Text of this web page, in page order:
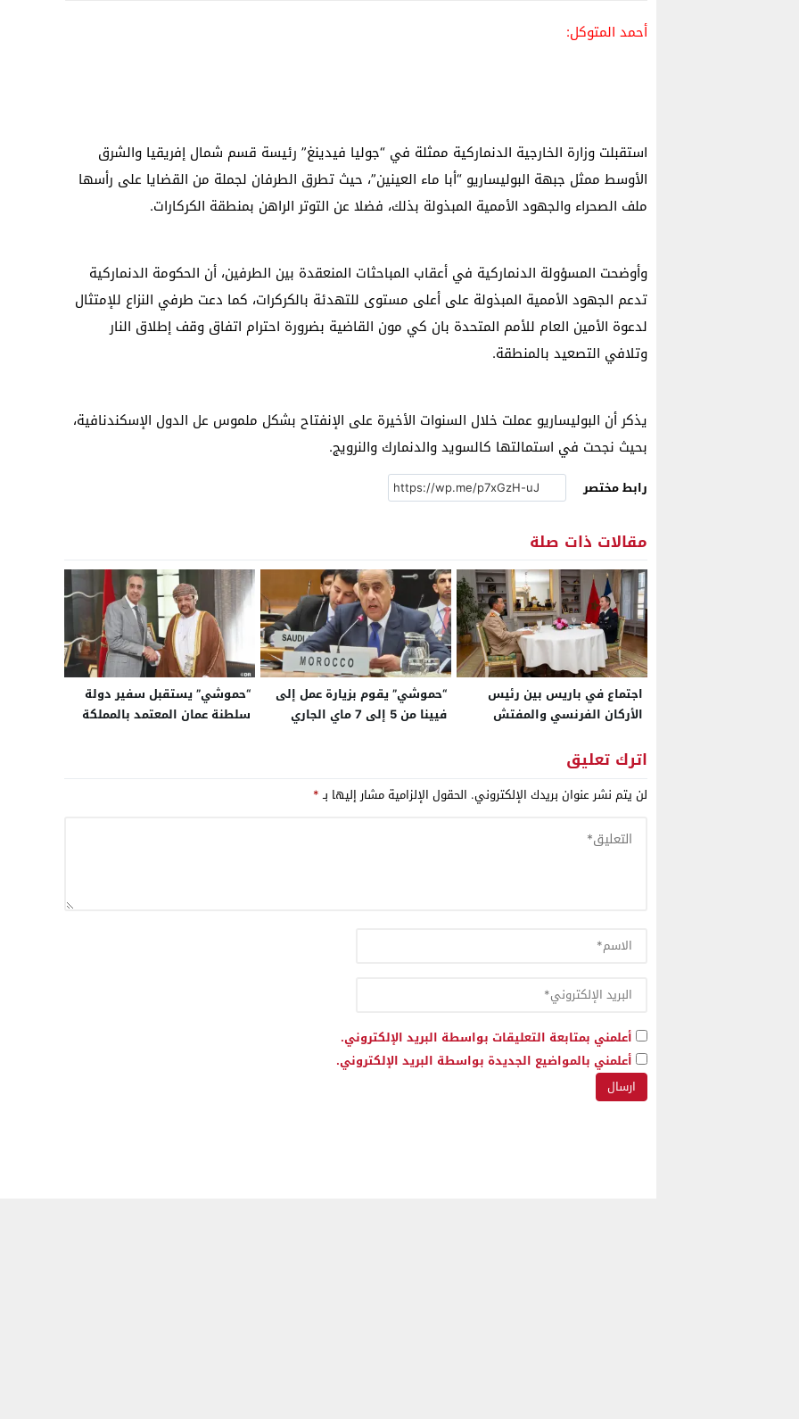
أحمد المتوكل:
استقبلت وزارة الخارجية الدنماركية ممثلة في “جوليا فيدينغ” رئيسة قسم شمال إفريقيا والشرق
الأوسط ممثل جبهة البوليساريو “أبا ماء العينين”، حيث تطرق الطرفان لجملة من القضايا على رأسها
ملف الصحراء والجهود الأممية المبذولة بذلك، فضلا عن التوتر الراهن بمنطقة الكركارات.
وأوضحت المسؤولة الدنماركية في أعقاب المباحثات المنعقدة بين الطرفين، أن الحكومة الدنماركية
تدعم الجهود الأممية المبذولة على أعلى مستوى للتهدئة بالكركرات، كما دعت طرفي النزاع للإمتثال
لدعوة الأمين العام للأمم المتحدة بان كي مون القاضية بضرورة احترام اتفاق وقف إطلاق النار
وتلافي التصعيد بالمنطقة.
يذكر أن البوليساريو عملت خلال السنوات الأخيرة على الإنفتاح بشكل ملموس عل الدول الإسكندنافية،
بحيث نجحت في استمالتها كالسويد والدنمارك والنرويج.
رابط مختصر
مقالات ذات صلة
اجتماع في باريس بين رئيس
الأركان الفرنسي والمفتش
“حموشي” يقوم بزيارة عمل إلى
فيينا من 5 إلى 7 ماي الجاري
“حموشي” يستقبل سفير دولة
سلطنة عمان المعتمد بالمملكة
اترك تعليق
لن يتم نشر عنوان بريدك الإلكتروني. الحقول الإلزامية مشار إليها بـ*
أعلمني بمتابعة التعليقات بواسطة البريد الإلكتروني.
أعلمني بالمواضيع الجديدة بواسطة البريد الإلكتروني.